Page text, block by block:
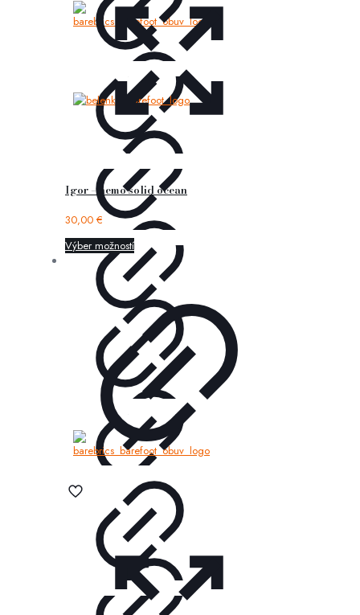
Igor – nemo solid ocean
30,00 €
Výber možností